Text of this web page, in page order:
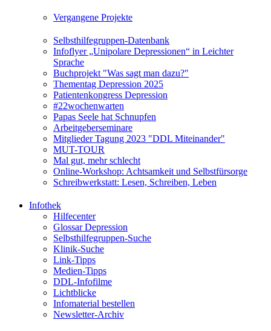
Vergangene Projekte
Selbsthilfegruppen-Datenbank
Infoflyer „Unipolare Depressionen“ in Leichter
Sprache
Buchprojekt "Was sagt man dazu?"
Thementag Depression 2025
Patientenkongress Depression
#22wochenwarten
Papas Seele hat Schnupfen
Arbeitgeberseminare
Mitglieder Tagung 2023 "DDL Miteinander"
MUT-TOUR
Mal gut, mehr schlecht
Online-Workshop: Achtsamkeit und Selbstfürsorge
Schreibwerkstatt: Lesen, Schreiben, Leben
Infothek
Hilfecenter
Glossar Depression
Selbsthilfegruppen-Suche
Klinik-Suche
Link-Tipps
Medien-Tipps
DDL-Infofilme
Lichtblicke
Infomaterial bestellen
Newsletter-Archiv